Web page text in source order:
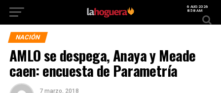
6 AUG 2026
8:58 AM
NACIÓN
AMLO se despega, Anaya y Meade
caen: encuesta de Parametría
7 marzo, 2018